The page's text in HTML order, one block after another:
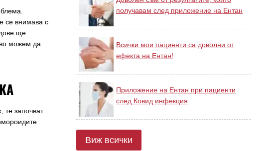
се внимава с
ще
можем да
те започват
получавам след приложение на Ентан
Всички мои пациенти са доволни от
ефекта на Ентан!
Приложение на Ентан при пациенти
след Ковид инфекция
Виж всички